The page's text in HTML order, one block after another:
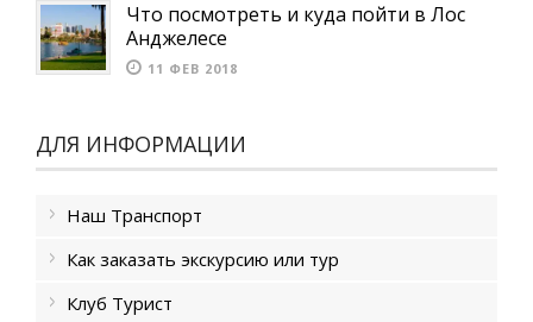
Что посмотреть и куда пойти в Лос
Анджелесе
11 ФЕВ 2018
ДЛЯ ИНФОРМАЦИИ
Наш Транспорт
Как заказать экскурсию или тур
Клуб Турист